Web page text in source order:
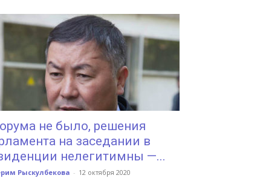
не было, решения
на заседании в
нелегитимны —...
Рыскулбекова - 12 октября 2020